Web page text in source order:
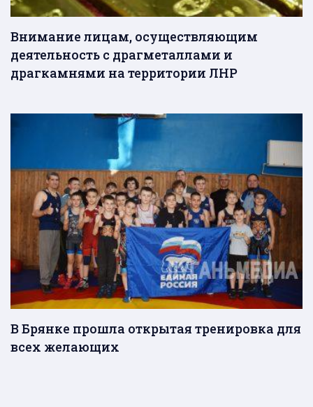
Внимание лицам, осуществляющим
деятельность с драгметаллами и
драгкамнями на территории ЛНР
В Брянке прошла открытая тренировка для
всех желающих